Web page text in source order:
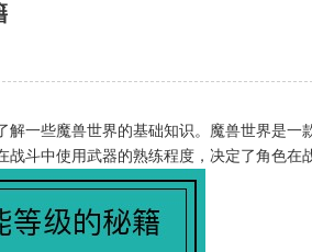
一些魔兽世界的基础知识。魔兽世界是
斗中使用武器的熟练程度，决定了角色在